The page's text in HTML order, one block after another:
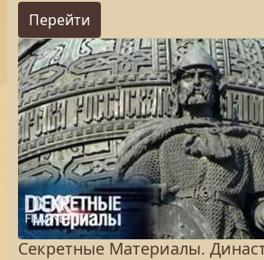
Перейти
Секретные Материалы.